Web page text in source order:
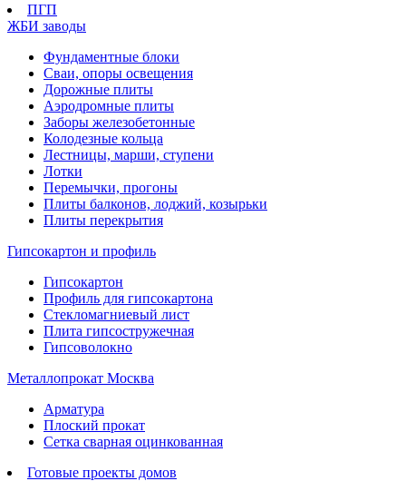
ПГП
ЖБИ заводы
Фундаментные блоки
Сваи, опоры освещения
Дорожные плиты
Аэродромные плиты
Заборы железобетонные
Колодезные кольца
Лестницы, марши, ступени
Лотки
Перемычки, прогоны
Плиты балконов, лоджий, козырьки
Плиты перекрытия
Гипсокартон и профиль
Гипсокартон
Профиль для гипсокартона
Стекломагниевый лист
Плита гипсостружечная
Гипсоволокно
Металлопрокат Москва
Арматура
Плоский прокат
Сетка сварная оцинкованная
Готовые проекты домов